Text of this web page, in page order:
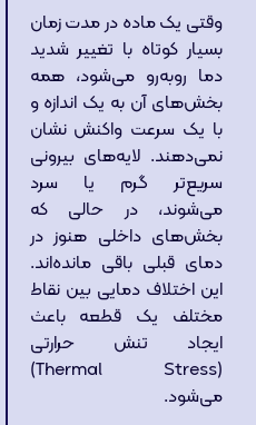
وقتی یک ماده در مدت زمان
بسیار کوتاه با تغییر شدید
دما روبه‌رو می‌شود، همه
بخش‌های آن به یک اندازه و
با یک سرعت واکنش نشان
نمی‌دهند. لایه‌های بیرونی
سریع‌تر گرم یا سرد
می‌شوند، در حالی که
بخش‌های داخلی هنوز در
دمای قبلی باقی مانده‌اند.
این اختلاف دمایی بین نقاط
مختلف یک قطعه باعث
ایجاد تنش حرارتی
(Thermal Stress)
می‌شود.